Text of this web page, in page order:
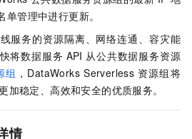
管理中进行更新。
服务的资源隔离、网络连通、容灾能
将数据服务 API 从公共数据服务资源
组 ，DataWorks Serverless 资源组将
加稳定、高效和安全的优质服务。
情